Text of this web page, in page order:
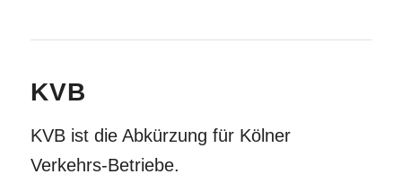
KVB
KVB ist die Abkürzung für Kölner
Verkehrs-Betriebe.